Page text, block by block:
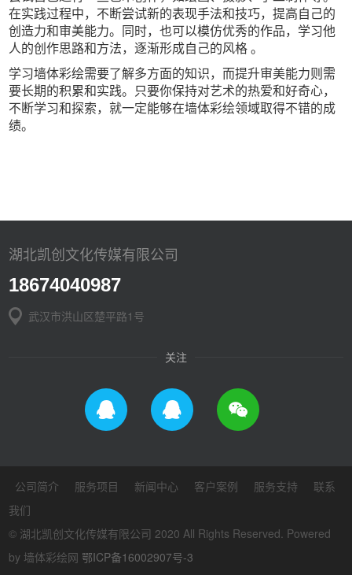
在实践过程中，不断尝试新的表现手法和技巧，提高自己的
创造力和审美能力。同时，也可以模仿优秀的作品，学习他
人的创作思路和方法，逐渐形成自己的风格 。
学习墙体彩绘需要了解多方面的知识，而提升审美能力则需
要长期的积累和实践。只要你保持对艺术的热爱和好奇心，
不断学习和探索，就一定能够在墙体彩绘领域取得不错的成
绩。
湖北凯创文化传媒有限公司
18674040987
武汉市洪山区楚平路1号
关注
公司简介 服务项目 新闻中心 客户案例 服务支持
联系
我们
© 湖北凯创文化传媒有限公司 2020 All Rights Reserved. Powered
by 墙体彩绘网 鄂ICP备16002907号-3